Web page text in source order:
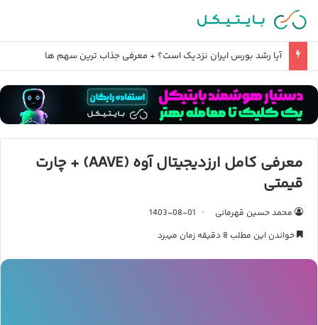
آیا رشد بورس ایران نزدیک است؟ + معرفی جذاب ترین سهم ها
معرفی کامل ارزدیجیتال آوه (AAVE) + چارت
قیمتی
محمد حسین قهرمانی
1403-08-01
خواندن این مطلب 8 دقیقه زمان میبرد